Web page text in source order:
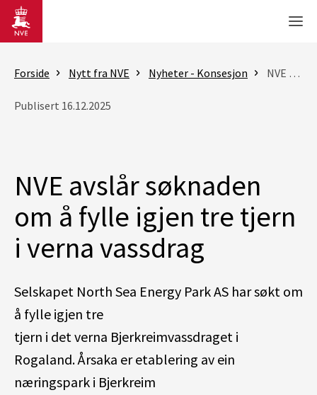
Gå til hovedinnhold
Forside Nytt fra NVE Nyheter - Konsesjon NVE avslår søknaden om å fylle igjen tre tjern i verna vassdrag
Publisert 16.12.2025
NVE avslår søknaden
om å fylle igjen tre tjern
i verna vassdrag
Selskapet North Sea Energy Park AS harsøkt om
å fylle igjen tre
tjern i detverna Bjerkreimvassdraget i
Rogaland.Årsaka er etablering av ein
næringspark i Bjerkreim